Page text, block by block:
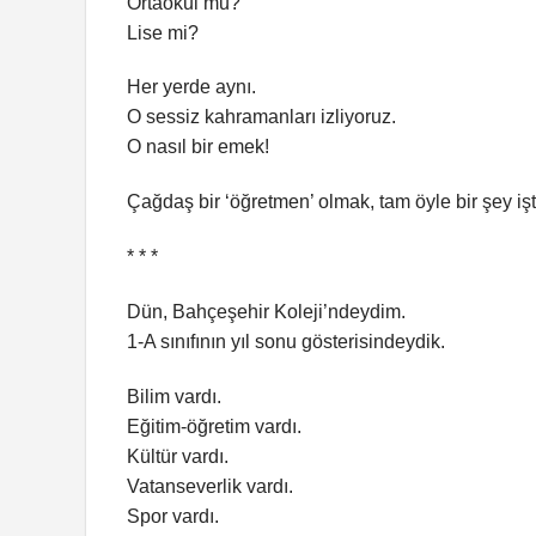
Lise mi?
Her yerde aynı.
O sessiz kahramanları izliyoruz.
O nasıl bir emek!
Çağdaş bir ‘öğretmen’ olmak, tam öyle bir şey
* * *
Dün, Bahçeşehir Koleji’ndeydim.
1-A sınıfının yıl sonu gösterisindeydik.
Bilim vardı.
Eğitim-öğretim vardı.
Kültür vardı.
Vatanseverlik vardı.
Spor vardı.